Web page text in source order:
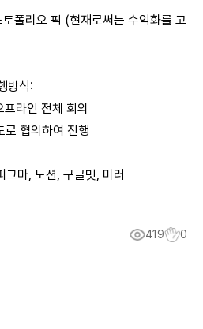
폴리오 픽 (현재로써는 수익화를 고
방식:
라인 전체 회의
로 협의하여 진행
마, 노션, 구글밋, 미러
419 0